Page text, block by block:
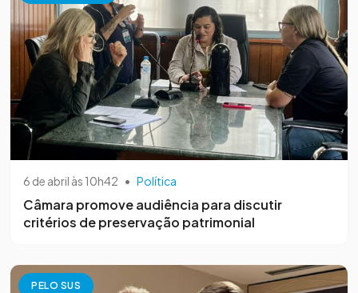
6 de abril às 10h42 • Política
Câmara promove audiência para discutir
critérios de preservação patrimonial
PELO SUS